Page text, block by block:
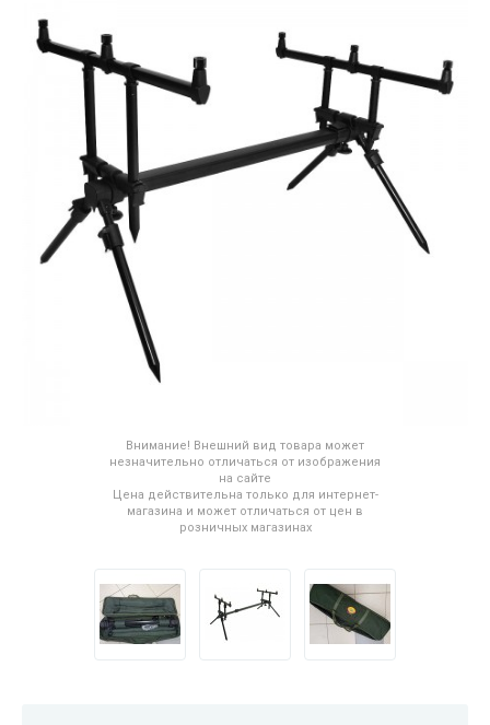
Внимание! Внешний вид товара может
незначительно отличаться от изображения
на сайте
Цена действительна только для интернет-
магазина и может отличаться от цен в
розничных магазинах